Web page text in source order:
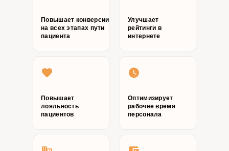
Повышает конверсии
на всех этапах пути
пациента
Повышает
лояльность
пациентов
Оптимизирует
рабочее время
персонала
Улучшает
рейтинги в
интернете